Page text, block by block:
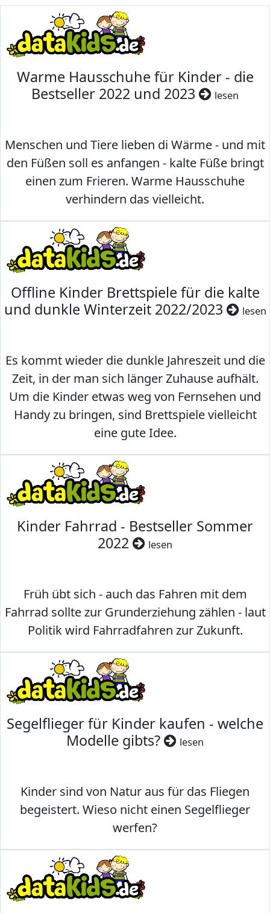
Warme Hausschuhe für Kinder - die
Bestseller 2022 und 2023
lesen
Menschen und Tiere lieben di Wärme - und mit
den Füßen soll es anfangen - kalte Füße bringt
einen zum Frieren. Warme Hausschuhe
verhindern das vielleicht.
Offline Kinder Brettspiele für die kalte
und dunkle Winterzeit 2022/2023
lesen
Es kommt wieder die dunkle Jahreszeit und die
Zeit, in der man sich länger Zuhause aufhält.
Um die Kinder etwas weg von Fernsehen und
Handy zu bringen, sind Brettspiele vielleicht
eine gute Idee.
Kinder Fahrrad - Bestseller Sommer
2022
lesen
Früh übt sich - auch das Fahren mit dem
Fahrrad sollte zur Grunderziehung zählen - laut
Politik wird Fahrradfahren zur Zukunft.
Segelflieger für Kinder kaufen - welche
Modelle gibts?
lesen
Kinder sind von Natur aus für das Fliegen
begeistert. Wieso nicht einen Segelflieger
werfen?